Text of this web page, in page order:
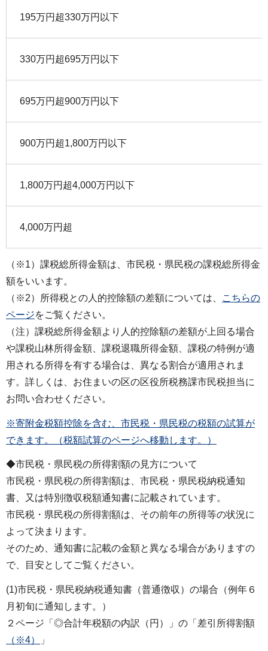
195万円超330万円以下
330万円超695万円以下
695万円超900万円以下
900万円超1,800万円以下
1,800万円超4,000万円以下
4,000万円超
（※1）課税総所得金額は、市民税・県民税の課税総所得金
額をいいます。
（※2）所得税との人的控除額の差額については、
こちらの
ページをご覧ください。
（注）課税総所得金額より人的控除額の差額が上回る場合
や課税山林所得金額、課税退職所得金額、課税の特例が適
用される所得を有する場合は、異なる割合が適用されま
す。詳しくは、お住まいの区の区役所税務課市民税担当に
お問い合わせください。
※寄附金税額控除を含む、市民税・県民税の税額の試算が
できます。（税額試算のページへ移動します。）
◆市民税・県民税の所得割額の見方について
市民税・県民税の所得割額は、市民税・県民税納税通知
書、又は特別徴収税額通知書に記載されています。
市民税・県民税の所得割額は、その前年の所得等の状況に
よって決まります。
そのため、通知書に記載の金額と異なる場合がありますの
で、目安としてご覧ください。
(1)市民税・県民税納税通知書（普通徴収）の場合（例年６
月初旬に通知します。）
２ページ「◎合計年税額の内訳（円）」の「差引所得割額
（※4）
」